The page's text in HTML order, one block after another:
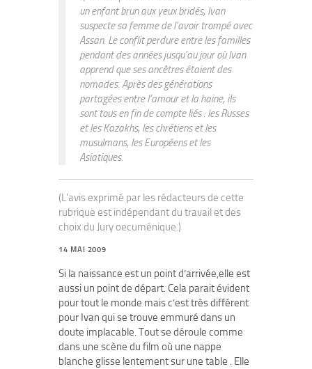
un enfant brun aux yeux bridés, Ivan
suspecte sa femme de l’avoir trompé avec
Assan. Le conflit perdure entre les familles
pendant des années jusqu’au jour où Ivan
apprend que ses ancêtres étaient des
nomades. Après des générations
partagées entre l’amour et la haine, ils
sont tous en fin de compte liés : les Russes
et les Kazakhs, les chrétiens et les
musulmans, les Européens et les
Asiatiques.
(L'avis exprimé par les rédacteurs de cette
rubrique est indépendant du travail et des
choix du Jury oecuménique.)
14 MAI 2009
Si la naissance est un point d’arrivée,elle est
aussi un point de départ. Cela parait évident
pour tout le monde mais c’est très différent
pour Ivan qui se trouve emmuré dans un
doute implacable. Tout se déroule comme
dans une scène du film où une nappe
blanche glisse lentement sur une table . Elle